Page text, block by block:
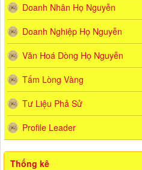
Doanh Nhân Họ Nguyễn
Doanh Nghiệp Họ Nguyễn
Văn Hoá Dòng Họ Nguyễn
Tấm Lòng Vàng
Tư Liệu Phả Sử
Profile Leader
Thống kê